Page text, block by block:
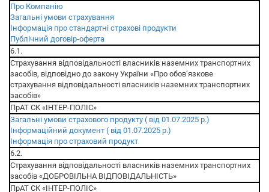
Про Компанію
Загальні умови страхування
Інформація про стандартні страхові продукти
Публічний договір-оферта
6.1.
Страхування відповідальності власників наземних транспортних
засобів, відповідно до закону України «Про обов’язкове
страхування відповідальності власників наземних транспортних
засобів»
ПрАТ СК «ІНТЕР-ПОЛІС»
Загальні умови страхового продукту ( від 01.07.2025 р.)
Інформаційний документ ( від 01.07.2025 р.)
Інформація про страховий продукт
6.2.
Страхування відповідальності власників наземних транспортних
засобів «ДОБРОВІЛЬНА ВІДПОВІДАЛЬНІСТЬ»
ПрАТ СК «ІНТЕР-ПОЛІС»